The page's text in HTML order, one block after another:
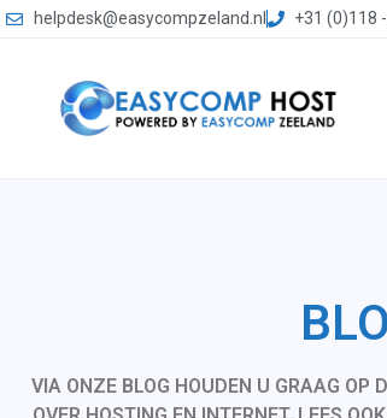
helpdesk@easycompzeland.nl +31 (0)118
VIA ONZE BLOG HOUDEN U GRAAG OP